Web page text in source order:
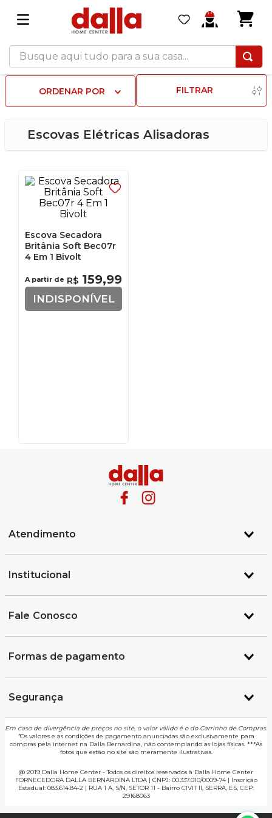
Busque aqui tudo para a sua casa...
ORDENAR POR FILTRAR
Escovas Elétricas Alisadoras
Escova Secadora
Britânia Soft Bec07r
4 Em 1 Bivolt
A partir de R$ 159,99
INDISPONÍVEL
Atendimento
Institucional
Fale Conosco
Formas de pagamento
Segurança
Em caso de divergência de preços no site, o valor válido é o do Carrinho de Compras.
*Os valores e as condições de pagamento anunciadas são exclusivamente para
compras pela internet na Dalla Bernardina, não contemplando as lojas físicas. ***As
fotos que estão no site são meramente ilustrativas.
@ 2019 Dalla Home Center - Todos os direitos reservados à Dalla Home Center
FORNECEDORA DALLA BERNARDINA LTDA | CNPJ: 00.337.010/0009-74 | Inscrição
Estadual: 083.614.84-2 | RUA 1 A, S/N, SETOR 11 - Bairro CIVIT II, SERRA, ES, CEP:
29168063